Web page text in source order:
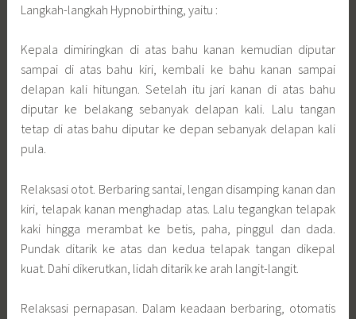
Langkah-langkah Hypnobirthing, yaitu :
Kepala dimiringkan di atas bahu kanan kemudian diputar
sampai di atas bahu kiri, kembali ke bahu kanan sampai
delapan kali hitungan. Setelah itu jari kanan di atas bahu
diputar ke belakang sebanyak delapan kali. Lalu tangan
tetap di atas bahu diputar ke depan sebanyak delapan kali
pula.
Relaksasi otot. Berbaring santai, lengan disamping kanan dan
kiri, telapak kanan menghadap atas. Lalu tegangkan telapak
kaki hingga merambat ke betis, paha, pinggul dan dada.
Pundak ditarik ke atas dan kedua telapak tangan dikepal
kuat. Dahi dikerutkan, lidah ditarik ke arah langit-langit.
Relaksasi pernapasan. Dalam keadaan berbaring, otomatis